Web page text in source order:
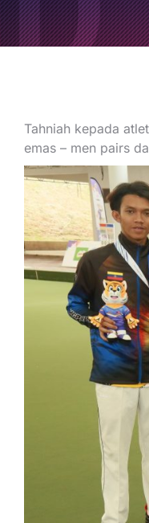
Tahniah kepada
emas – men pairs